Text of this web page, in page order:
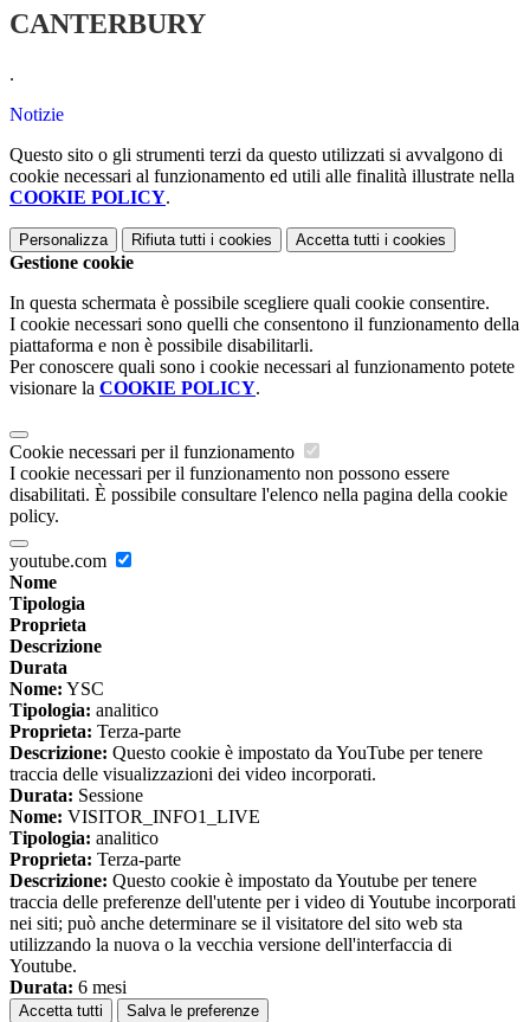
CANTERBURY
.
Notizie
Questo sito o gli strumenti terzi da questo utilizzati si avvalgono di
cookie necessari al funzionamento ed utili alle finalità illustrate nella
COOKIE POLICY.
Personalizza Rifiuta tutti i cookies Accetta tutti i cookies
Gestione cookie
In questa schermata è possibile scegliere quali cookie consentire.
I cookie necessari sono quelli che consentono il funzionamento della
piattaforma e non è possibile disabilitarli.
Per conoscere quali sono i cookie necessari al funzionamento potete
visionare la COOKIE POLICY.
Cookie necessari per il funzionamento
I cookie necessari per il funzionamento non possono essere
disabilitati. È possibile consultare l'elenco nella pagina della cookie
policy.
youtube.com
Nome
Tipologia
Proprieta
Descrizione
Durata
Nome: YSC
Tipologia: analitico
Proprieta: Terza-parte
Descrizione: Questo cookie è impostato da YouTube per tenere
traccia delle visualizzazioni dei video incorporati.
Durata: Sessione
Nome: VISITOR_INFO1_LIVE
Tipologia: analitico
Proprieta: Terza-parte
Descrizione: Questo cookie è impostato da Youtube per tenere
traccia delle preferenze dell'utente per i video di Youtube incorporati
nei siti; può anche determinare se il visitatore del sito web sta
utilizzando la nuova o la vecchia versione dell'interfaccia di
Youtube.
Durata: 6 mesi
Accetta tutti Salva le preferenze